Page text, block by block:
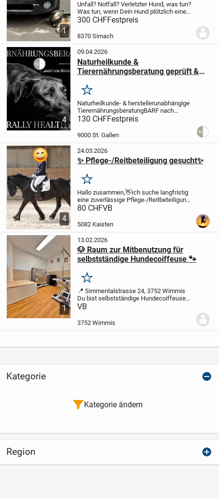
1
Unfall? Notfall? Verletzter Hund, was tun?
Was tun, wenn Dein Hund plötzlich einen
Notfall hat?Ein Unfall, eine Vergiftung
oder eine akute Erkrankung, in solchen
Momenten zählt jede Minute.
300 CHFFestpreis
8370 Sirnach
4
09.04.2026
Naturheilkunde &
Tierernährungsberatung geprüft &
Merken
Naturheilkunde- & herstellerunabhängige
TierernährungsberatungBARF nach
Swanie SimonROHFÜTTERUNG &
KOCHRATIONEN (NRC / FEDIAF /
Zentek) NASSFUTTER
Bioresonanz / Tiersterbebegleitung
130 CHFFestpreis
9000 St. Gallen
4
24.03.2026
✨ Pflege-/Reitbeteiligung gesucht✨
Merken
Hallo zusammen,👋Ich suche langfristig
eine zuverlässige Pflege-/Reitbeteiligung
für meine beiden Pferde.
150 cm.Wenn du Lust hast, dann melde
80 CHFVB
5082 Kaisten
1
13.02.2026
🐶 Raum zur Mitbenutzung für
selbstständige Hundecoiffeuse 🐾
Merken
📍 Simmentalstrasse 24, 3752 Wimmis
Du bist selbstständige Hundecoiffeuse
und suchst einen professionellen, gut
meine bestehende Coiffeureinrichtung...
VB
3752 Wimmis
Kategorie
Kategorie ändern
Region